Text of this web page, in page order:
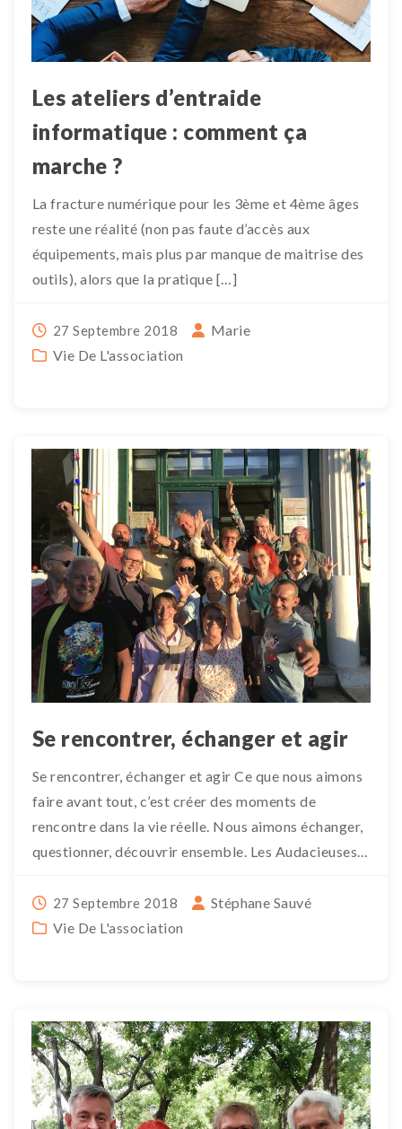
Les ateliers d’entraide
informatique : comment ça
marche ?
La fracture numérique pour les 3ème et 4ème âges
reste une réalité (non pas faute d’accès aux
équipements, mais plus par manque de maitrise des
outils), alors que la pratique […]
27 Septembre 2018
Marie
Vie De L'association
Se rencontrer, échanger et agir
Se rencontrer, échanger et agir Ce que nous aimons
faire avant tout, c’est créer des moments de
rencontre dans la vie réelle. Nous aimons échanger,
questionner, découvrir ensemble. Les Audacieuses,
27 Septembre 2018
Stéphane Sauvé
Vie De L'association